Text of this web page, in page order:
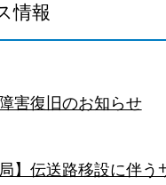
情報
害復旧のお知らせ
】伝送路移設に伴う